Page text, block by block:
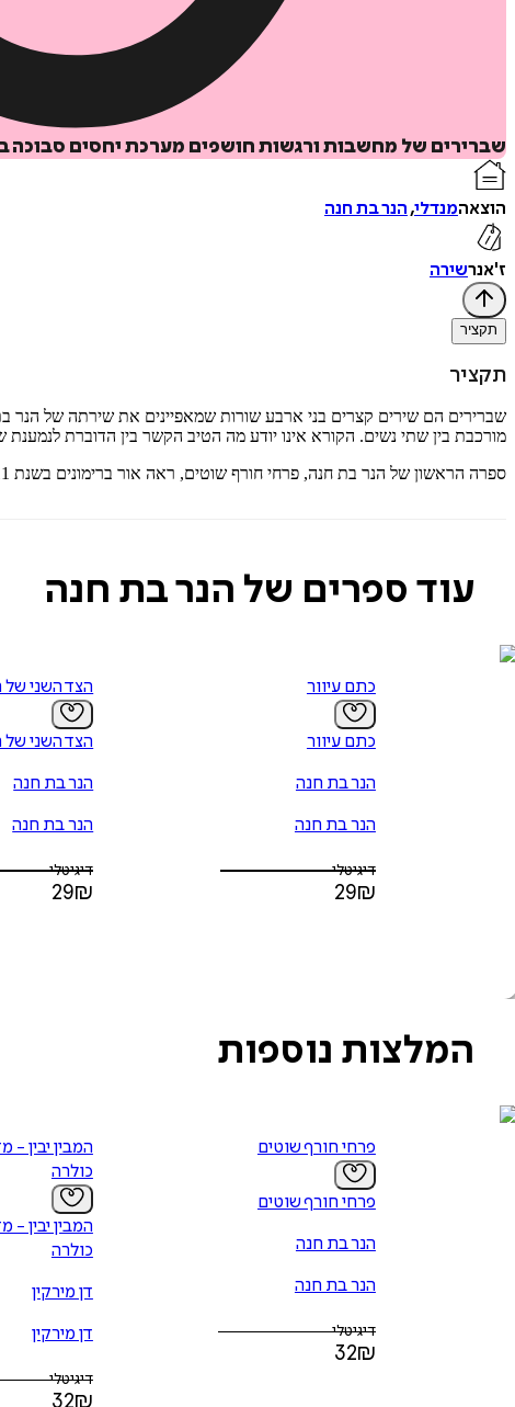
שברירים של מחשבות ורגשות חושפים מערכת יחסים סבוכה
הוצאהמנדלי,הנר בת חנה
ז'אנרשירה
תקציר
תקציר
שברירים הם שירים קצרים בני ארבע שורות שמאפיינים את שירתה של הנר
מורכבת בין שתי נשים. הקורא אינו יודע מה הטיב הקשר בין הדוברת
ספרה הראשון של הנר בת חנה, פרחי חורף שוטים, ראה אור ברימונים בשנת 2011.
עוד ספרים של הנר בת חנה
כתם עיוור
כתם עיוור
הנר בת חנה
הנר בת חנה
דיגיטלי
29₪
הצד השני
הצד השני
הנר בת חנה
הנר בת חנה
דיגיטלי
29₪
המלצות נוספות
פרחי חורף שוטים
פרחי חורף שוטים
הנר בת חנה
הנר בת חנה
דיגיטלי
32₪
המבין יבין -
כולרה
המבין יבין -
כולרה
דן מירקין
דן מירקין
דיגיטלי